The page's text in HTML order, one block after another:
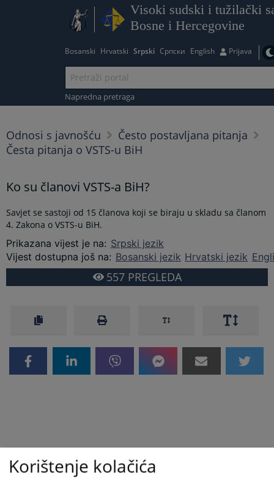
Visoki sudski i tužilački
Bosne i Hercegovine
Bosanski Hrvatski Srpski Српски English Prijava
Napredna pretraga
Odnosi s javnošću
Često postavljana pitanja
Česta pitanja o VSTS-u BiH
Ko su članovi VSTS-a BiH?
Savjet se sastoji od 15 članova koji se biraju u skladu sa članom
4. Zakona o VSTS-u BiH.
Prikazana vijest je na: Srpski jezik
Vijest dostupna još na: Bosanski jezik Hrvatski jezik
557PREGLEDA
Korištenje kolačića